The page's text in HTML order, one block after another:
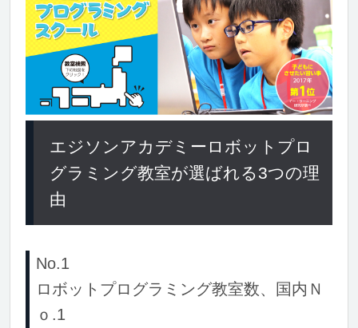
エジソンアカデミーロボットプロ
グラミング教室が選ばれる3つの理
由
No.1
ロボットプログラミング教室数、国内Ｎ
ｏ.1